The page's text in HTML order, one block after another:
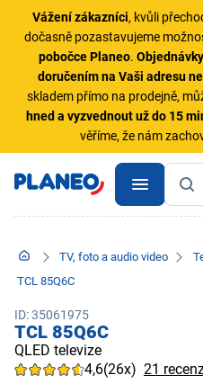
Vážení zákazníci, kvůli
dočasně pozastavujeme
pobočce Planeo.Objednávky
doručením na Vaši adresu
skladem přímo na prodejně,
hned a vyzvednout už do 15
věříme, že nám
TV, foto a audio video
TCL 85Q6C
ID: 35061975
TCL 85Q6C
QLED televize
4,6(26x) 21